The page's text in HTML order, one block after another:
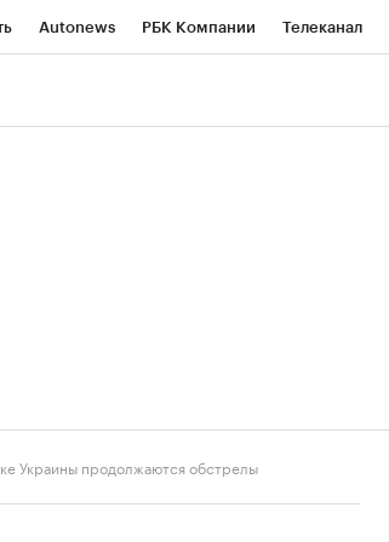
Autonews РБК Компании Телеканал
Украины продолжаются обстрелы